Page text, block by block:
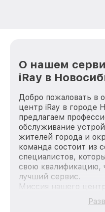
О нашем
iRay в
Добро пожаловать в
центр iRay в городе
предлагаем
обслуживание
жителей города и
команда состоит из
специалистов,
свою квалификацию,
лучший сервис.
Миссия нашего
качественный и
каждого